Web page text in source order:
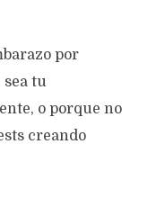
por
sea tu
o porque no
creando